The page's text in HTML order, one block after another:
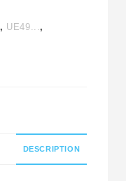
, UE49...,
DESCRIPTION